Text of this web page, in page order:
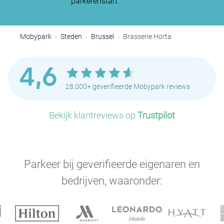
Mobypark Steden Brussel Brasserie Horta
4,6 28.000+ geverifieerde Mobypark reviews
Bekijk klantreviews op Trustpilot
Parkeer bij geverifieerde eigenaren en
bedrijven, waaronder:
P